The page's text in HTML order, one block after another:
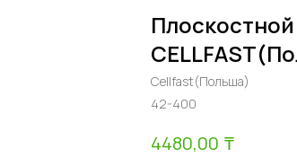
Плоскостной
Cellfast(Польша)
42-400
4480,00 ₸